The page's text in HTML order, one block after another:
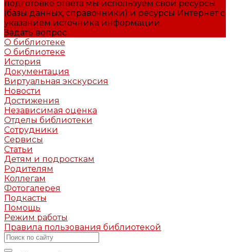
подготовке ответа мы используем свои ресурсы
(базы данных, справочники) и ресурсы Интернет с
указанием источника информации.
Задать вопрос
О библиотеке
О библиотеке
История
Документация
Виртуальная экскурсия
Новости
Достижения
Независимая оценка
Отделы библиотеки
Сотрудники
Сервисы
Статьи
Детям и подросткам
Родителям
Коллегам
Фотогалерея
Подкасты
Помощь
Режим работы
Правила пользования библиотекой